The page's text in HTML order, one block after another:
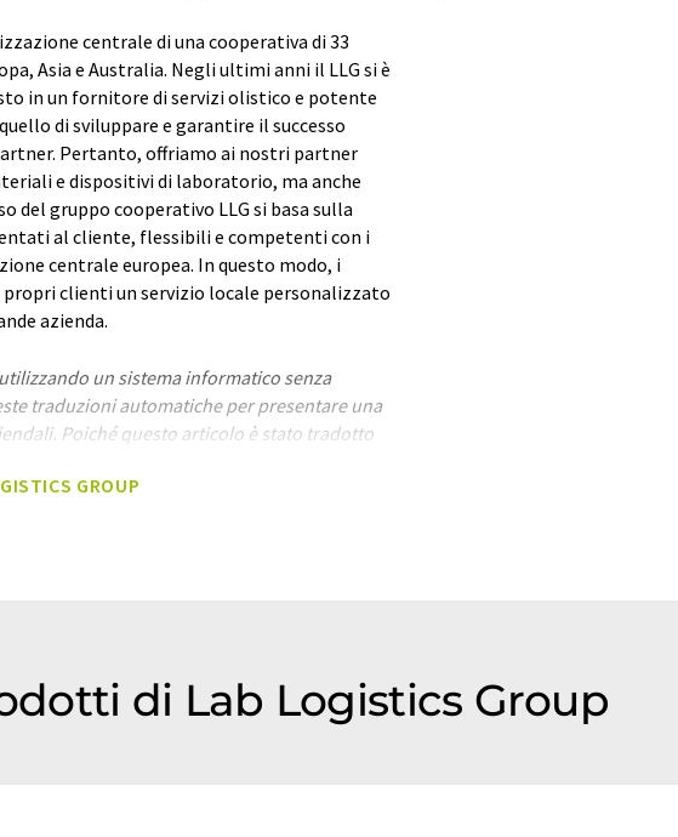
centrale di una cooperativa di 33
Asia e Australia. Negli ultimi anni il LLG si è
in un fornitore di servizi olistico e potente
di sviluppare e garantire il successo
Pertanto, offriamo ai nostri partner
e dispositivi di laboratorio, ma anche
del gruppo cooperativo LLG si basa sulla
al cliente, flessibili e competenti con i
centrale europea. In questo modo, i
propri clienti un servizio locale personalizzato
azienda.
un sistema informatico senza
traduzioni automatiche per presentare una
Poiché questo articolo è stato tradotto
può essere trovato
GROUP
di Lab Logistics Group